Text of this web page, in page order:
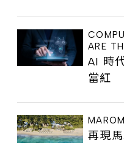
ARE
AI 時
當紅
再現